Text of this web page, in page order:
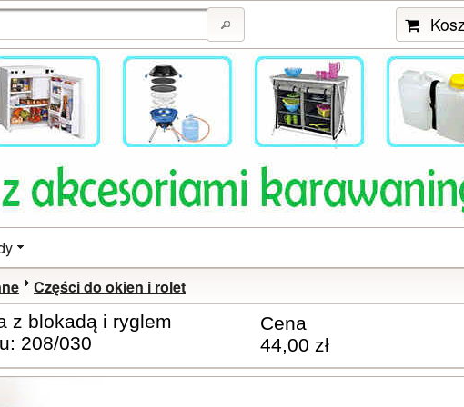
Części do okien i rolet
z blokadą i ryglem
208/030
Cena
44,00 zł